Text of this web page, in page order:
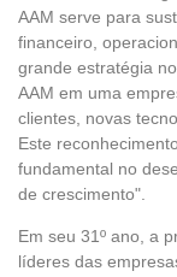
AAM serve para
financeiro,
grande estratégia
AAM em uma
clientes, novas
Este
fundamental no
de crescimento".
Em seu 31º ano, a
líderes das